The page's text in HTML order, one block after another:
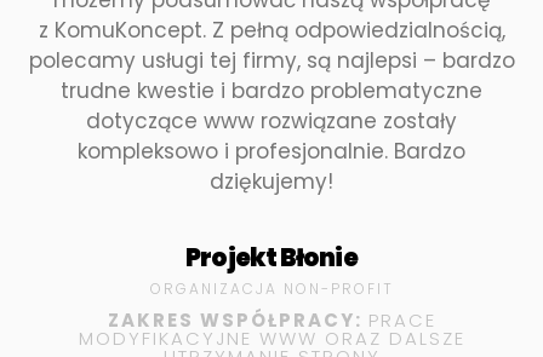
z KomuKoncept. Z pełną odpowiedzialnością,
polecamy usługi tej firmy, są najlepsi – bardzo
trudne kwestie i bardzo problematyczne
dotyczące www rozwiązane zostały
kompleksowo i profesjonalnie. Bardzo
dziękujemy!
Projekt Błonie
ORGANIZACJA NON-PROFIT
ZAKRES WSPÓŁPRACY: PRACE
MODYFIKACYJNE WWW ORAZ DALSZE